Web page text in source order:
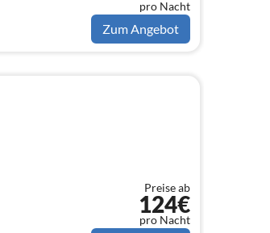
pro Nacht
Zum Angebot
Preise ab
124€
pro Nacht